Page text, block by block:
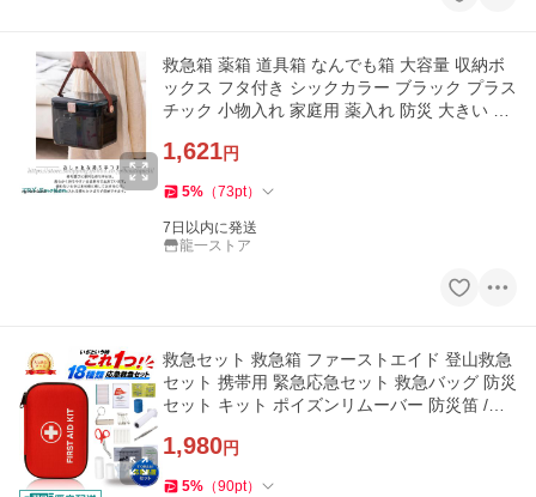
救急箱 薬箱 道具箱 なんでも箱 大容量 収納ボ
ックス フタ付き シックカラー ブラック プラス
チック 小物入れ 家庭用 薬入れ 防災 大きい GP
1,621円
5% （73pt）
7日以内に発送
龍一ストア
救急セット 救急箱 ファーストエイド 登山救急
セット 携帯用 緊急応急セット 救急バッグ 防災
セット キット ポイズンリムーバー 防災笛 /ア
1,980円
5% （90pt）